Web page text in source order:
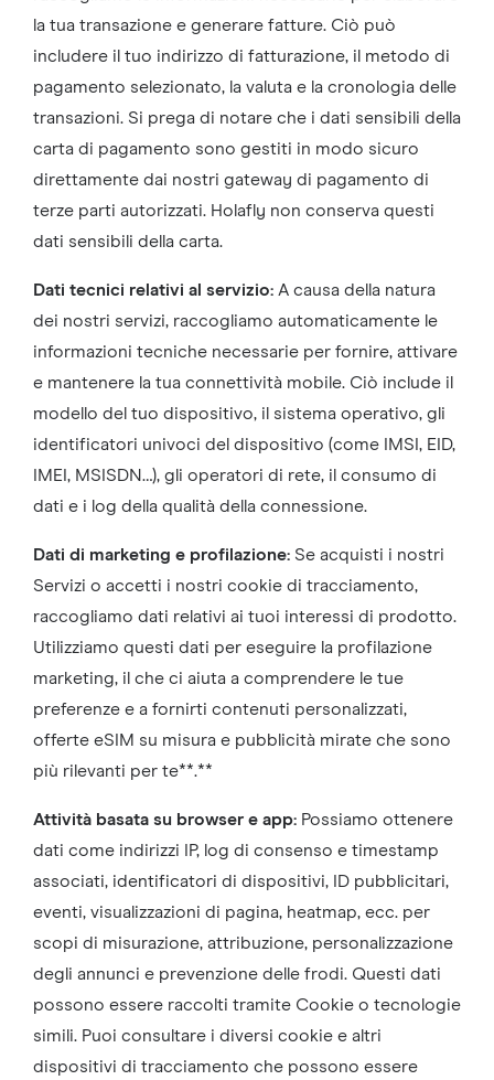
la tua transazione e generare fatture. Ciò può
includere il tuo indirizzo di fatturazione, il metodo di
pagamento selezionato, la valuta e la cronologia delle
transazioni. Si prega di notare che i dati sensibili della
carta di pagamento sono gestiti in modo sicuro
direttamente dai nostri gateway di pagamento di
terze parti autorizzati. Holafly non conserva questi
dati sensibili della carta.
Dati tecnici relativi al servizio:A causa della natura
dei nostri servizi, raccogliamo automaticamente le
informazioni tecniche necessarie per fornire, attivare
e mantenere la tua connettività mobile. Ciò include il
modello del tuo dispositivo, il sistema operativo, gli
identificatori univoci del dispositivo (come IMSI, EID,
IMEI, MSISDN…), gli operatori di rete, il consumo di
dati e i log della qualità della connessione.
Dati di marketing e profilazione:Se acquisti i nostri
Servizi o accetti i nostri cookie di tracciamento,
raccogliamo dati relativi ai tuoi interessi di prodotto.
Utilizziamo questi dati per eseguire la profilazione
marketing, il che ci aiuta a comprendere le tue
preferenze e a fornirti contenuti personalizzati,
offerte eSIM su misura e pubblicità mirate che sono
più rilevanti per te**.**
Attività basata su browser e app:Possiamo ottenere
dati come indirizzi IP, log di consenso e timestamp
associati, identificatori di dispositivi, ID pubblicitari,
eventi, visualizzazioni di pagina, heatmap, ecc. per
scopi di misurazione, attribuzione, personalizzazione
degli annunci e prevenzione delle frodi. Questi dati
possono essere raccolti tramite Cookie o tecnologie
simili. Puoi consultare i diversi cookie e altri
dispositivi di tracciamento che possono essere